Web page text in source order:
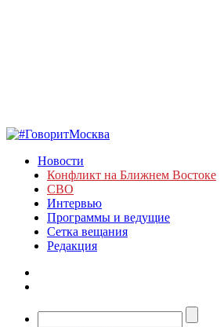
Новости
Конфликт на Ближнем Востоке
СВО
Интервью
Программы и ведущие
Сетка вещания
Редакция